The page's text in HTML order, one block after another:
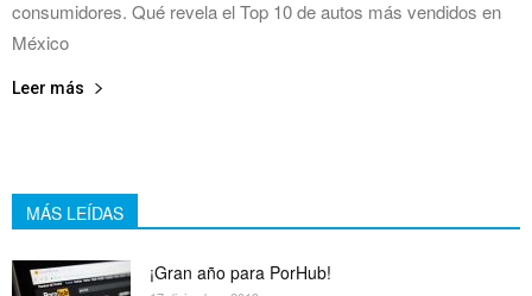
consumidores. Qué revela el Top 10 de autos más vendidos en
México
Leer más
MÁS LEÍDAS
¡Gran año para PorHub!